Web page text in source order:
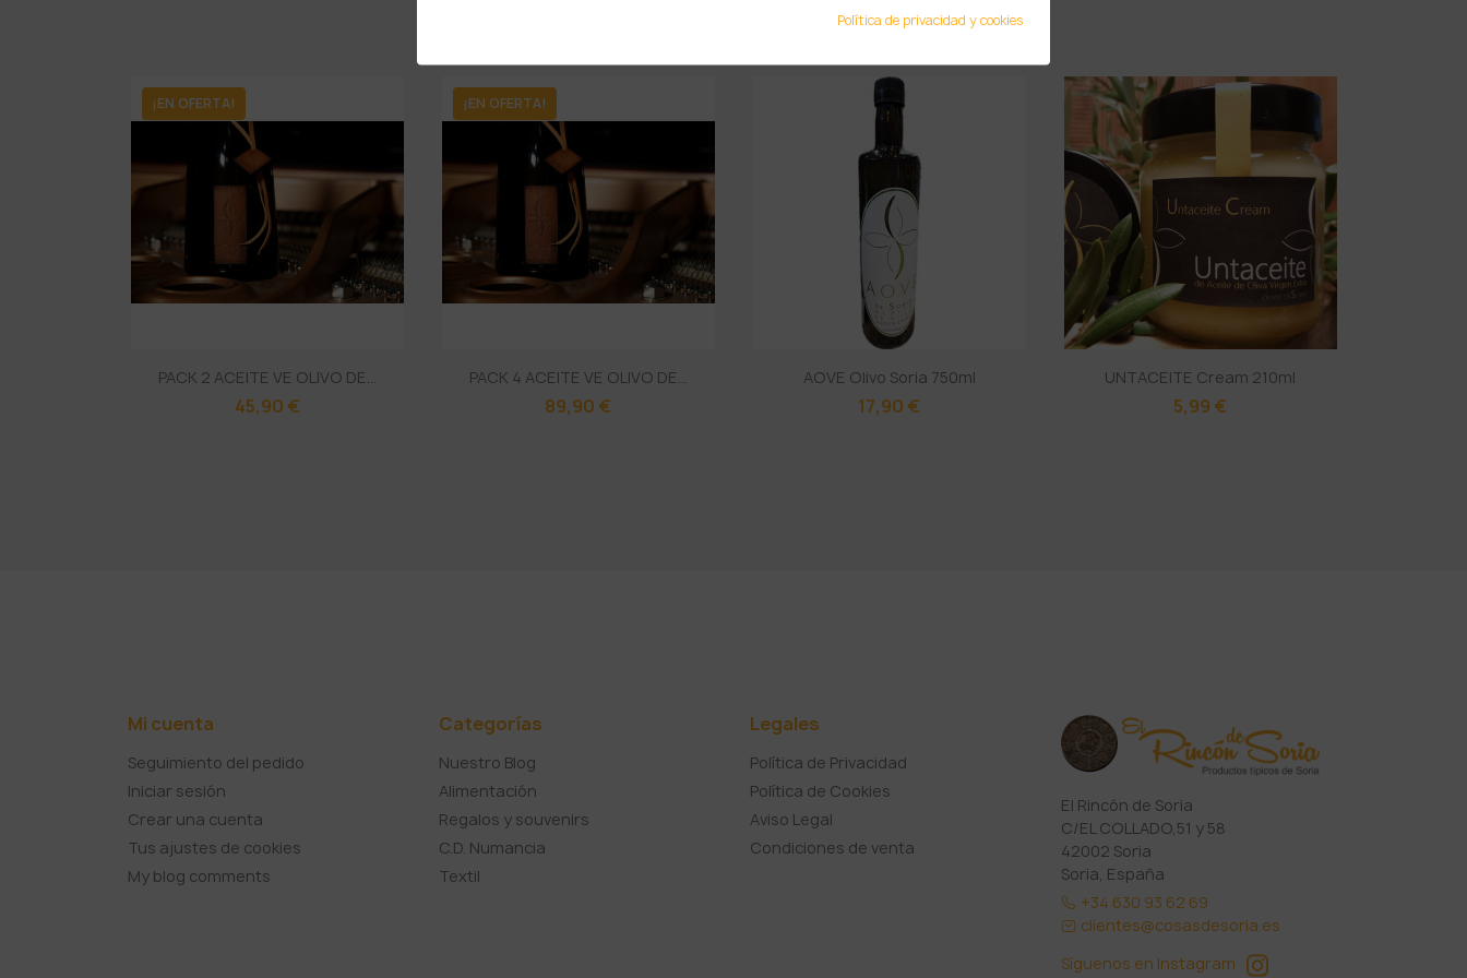
PRODUCTOS RELACIONADOS
PACK 2 ACEITE VE OLIVO DE...
45,90 €
¡EN OFERTA!
PACK 4 ACEITE VE OLIVO DE...
89,90 €
¡EN OFERTA!
AOVE Olivo Soria 750ml
17,90 €
UNTACEITE Cream 210ml
5,99 €
Mi cuenta
Seguimiento del pedido
Iniciar sesión
Crear una cuenta
Tus ajustes de cookies
My blog comments
Categorías
Nuestro Blog
Alimentación
Regalos y souvenirs
C.D. Numancia
Textil
Legales
Política de Privacidad
Política de Cookies
Aviso Legal
Condiciones de venta
El Rincón de Soria
C/EL COLLADO,51 y 58
42002 Soria
Soria, España
+34 630 93 62 69
clientes@cosasdesoria.es
Síguenos en Instagram
Política de privacidad y cookies